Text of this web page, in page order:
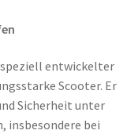
speziell entwickelter
Scooter. Er
Sicherheit unter
insbesondere bei